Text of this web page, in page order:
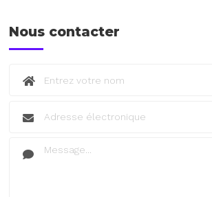
Nous contacter